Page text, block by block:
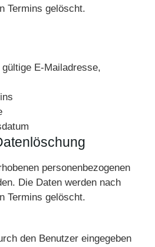
Termins gelöscht.
E-Mailadresse,
personenbezogenen
Die Daten werden nach
Termins gelöscht.
den Benutzer eingegeben